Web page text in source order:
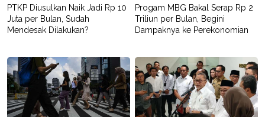
PTKP Diusulkan Naik Jadi Rp 10
Juta per Bulan, Sudah
Mendesak Dilakukan?
Progam MBG Bakal Serap Rp 2
Triliun per Bulan, Begini
Dampaknya ke Perekonomian